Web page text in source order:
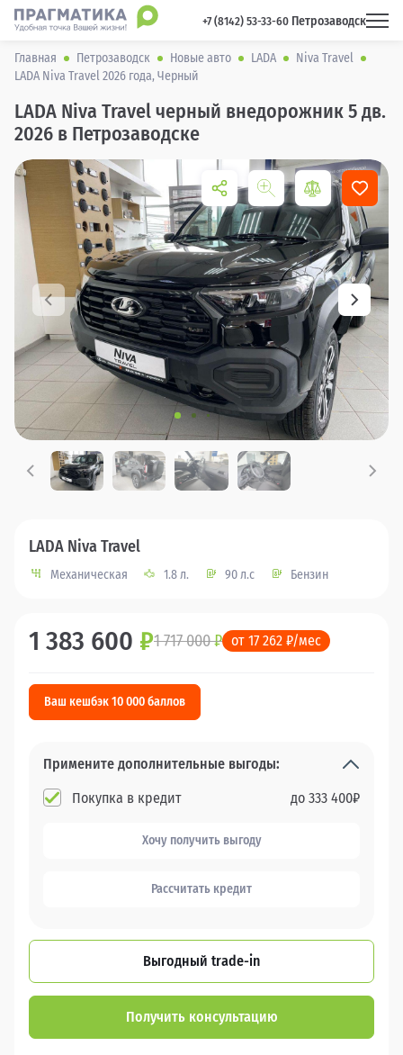
+7 (8142) 53-33-60 Петрозаводск
Главная Петрозаводск Новые авто LADA
Niva Travel
LADA Niva Travel 2026 года, Черный
LADA Niva Travel черный внедорожник 5 дв.
2026 в Петрозаводске
LADA Niva Travel
Механическая 1.8 л. 90 л.с Бензин
1 383 600 ₽1 717 000₽ от 17 262 ₽/мес
Ваш кешбэк 10 000 баллов
Примените дополнительные выгоды:
Покупка в кредит
до 333 400₽
Хочу получить выгоду
Рассчитать кредит
Выгодный trade-in
Получить консультацию